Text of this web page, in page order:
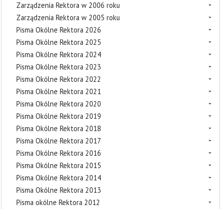
Zarządzenia Rektora w 2006 roku
Zarządzenia Rektora w 2005 roku
Pisma Okólne Rektora 2026
Pisma Okólne Rektora 2025
Pisma Okólne Rektora 2024
Pisma Okólne Rektora 2023
Pisma Okólne Rektora 2022
Pisma Okólne Rektora 2021
Pisma Okólne Rektora 2020
Pisma Okólne Rektora 2019
Pisma Okólne Rektora 2018
Pisma Okólne Rektora 2017
Pisma Okólne Rektora 2016
Pisma Okólne Rektora 2015
Pisma Okólne Rektora 2014
Pisma Okólne Rektora 2013
Pisma okólne Rektora 2012